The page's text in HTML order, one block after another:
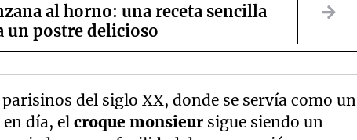
al horno: una receta sencilla
un postre delicioso
del siglo XX, donde se servía como un
en día, elcroque monsieur sigue siendo un